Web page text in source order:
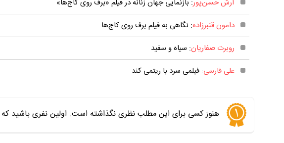
آرش حسن‌پور: بازنمایی جهان زنانه در فیلم «برف روی کاج‌ها»
دامون قنبرزاده: نگاهی به فیلم برف روی کاج‌ها
روبرت صفاریان: سیاه و سفید
علی فارسی: فیلمی سرد با ریتمی کند
هنوز کسی برای این مطلب نظری نگذاشته است. اولین نفری باشید